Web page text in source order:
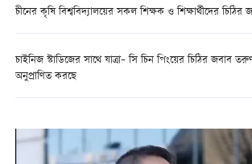
চীনের কৃষি বিশ্ববিদ্যালয়ের সকল শিক্ষক ও শিক্ষার্থীদের চিঠির
চাইনিজ স্টাডিজের সাথে যাত্রা– সি চিন পিংয়ের চিঠির জবাব
অনুপ্রাণিত করছে